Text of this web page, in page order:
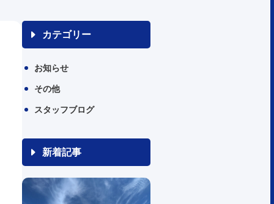
カテゴリー
お知らせ
その他
スタッフブログ
新着記事